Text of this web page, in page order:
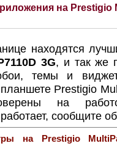
на Prestigio
находятся
3G, и так же
темы и
планшете Prestigio
на
сообщите
на Prestigio